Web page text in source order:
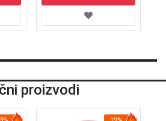
proizvodi